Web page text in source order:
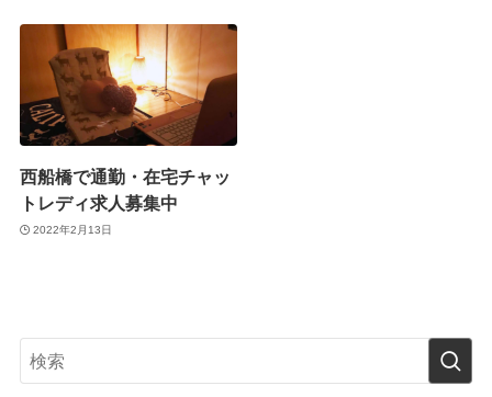
西船橋で通勤・在宅チャッ
トレディ求人募集中
2022年2月13日